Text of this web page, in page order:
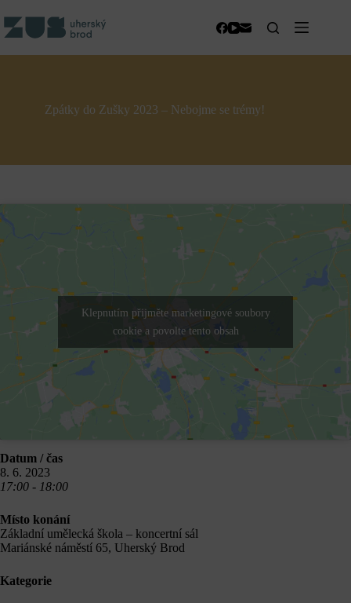
to
content
Zpátky do Zušky 2023 – Nebojme se trémy!
Klepnutím přijměte marketingové soubory
cookie a povolte tento obsah
Datum / čas
8. 6. 2023
17:00 - 18:00
Místo konání
Základní umělecká škola – koncertní sál
Mariánské náměstí 65, Uherský Brod
Kategorie